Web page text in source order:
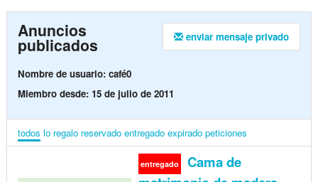
enviar mensaje privado
Anuncios
publicados
Nombre de usuario: café0
Miembro desde: 15 de julio de 2011
todos lo regalo reservado entregado expirado peticiones
entregado
Cama de